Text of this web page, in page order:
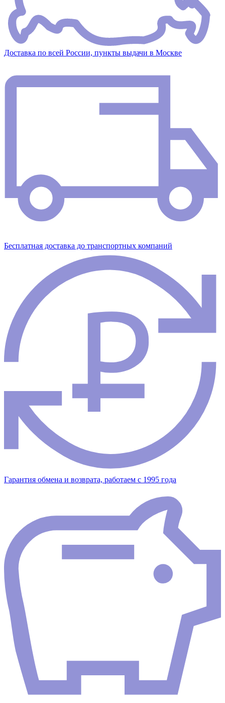
Доставка по всей России, пункты выдачи в Москве
Бесплатная доставка до транспортных компаний
Гарантия обмена и возврата, работаем с 1995 года